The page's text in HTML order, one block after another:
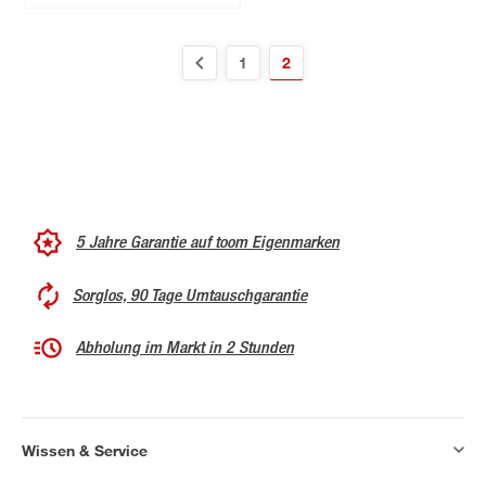
1 2
5 Jahre Garantie auf toom Eigenmarken
Sorglos, 90 Tage Umtauschgarantie
Abholung im Markt in 2 Stunden
Wissen & Service